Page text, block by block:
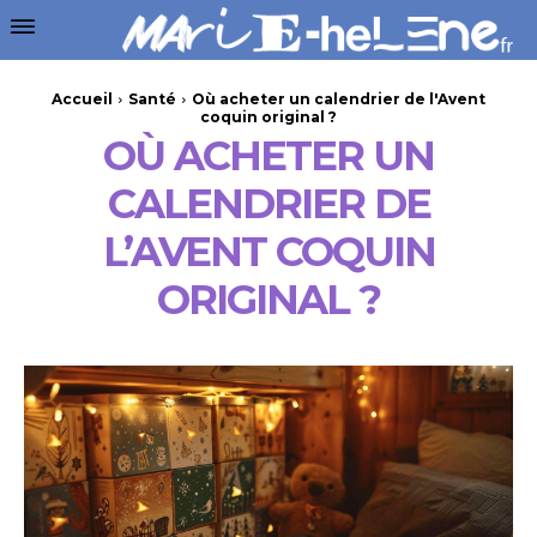
Accueil Santé
Où acheter un calendrier de l'Avent
coquin original ?
OÙ ACHETER UN
CALENDRIER DE
L’AVENT COQUIN
ORIGINAL ?